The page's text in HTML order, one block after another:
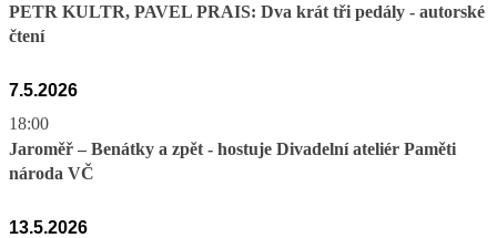
PETR KULTR, PAVEL PRAIS: Dva krát tři pedály - autorské
čtení
7.5.2026
18:00
Jaroměř – Benátky a zpět - hostuje Divadelní ateliér Paměti
národa VČ
13.5.2026